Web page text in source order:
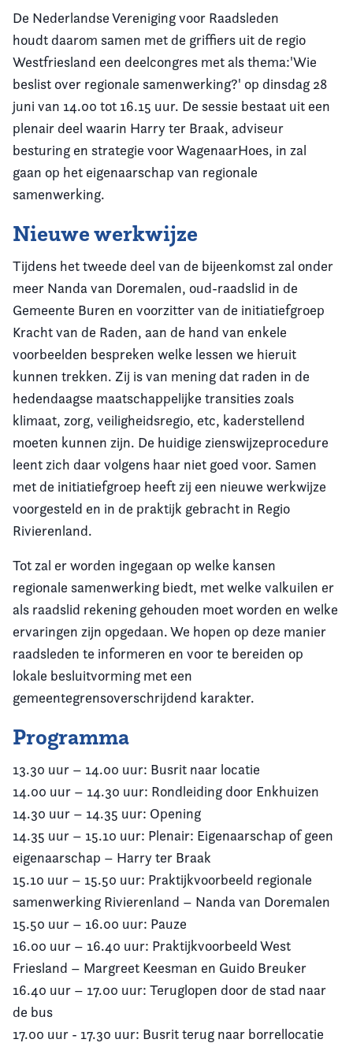
De Nederlandse Vereniging voor Raadsleden
houdt daarom samen met de griffiers uit de regio
Westfriesland een deelcongres met als thema:'Wie
beslist over regionale samenwerking?' op dinsdag 28
juni van 14.00 tot 16.15 uur. De sessie bestaat uit een
plenair deel waarin Harry ter Braak, adviseur
besturing en strategie voor WagenaarHoes, in zal
gaan op het eigenaarschap van regionale
samenwerking.
Nieuwe werkwijze
Tijdens het tweede deel van de bijeenkomst zal onder
meer Nanda van Doremalen, oud-raadslid in de
Gemeente Buren en voorzitter van de initiatiefgroep
Kracht van de Raden, aan de hand van enkele
voorbeelden bespreken welke lessen we hieruit
kunnen trekken. Zij is van mening dat raden in de
hedendaagse maatschappelijke transities zoals
klimaat, zorg, veiligheidsregio, etc, kaderstellend
moeten kunnen zijn. De huidige zienswijzeprocedure
leent zich daar volgens haar niet goed voor. Samen
met de initiatiefgroep heeft zij een nieuwe werkwijze
voorgesteld en in de praktijk gebracht in Regio
Rivierenland.
Tot zal er worden ingegaan op welke kansen
regionale samenwerking biedt, met welke valkuilen er
als raadslid rekening gehouden moet worden en welke
ervaringen zijn opgedaan. We hopen op deze manier
raadsleden te informeren en voor te bereiden op
lokale besluitvorming met een
gemeentegrensoverschrijdend karakter.
Programma
13.30 uur – 14.00 uur: Busrit naar locatie
14.00 uur – 14.30 uur: Rondleiding door Enkhuizen
14.30 uur – 14.35 uur: Opening
14.35 uur – 15.10 uur: Plenair: Eigenaarschap of geen
eigenaarschap – Harry ter Braak
15.10 uur – 15.50 uur: Praktijkvoorbeeld regionale
samenwerking Rivierenland – Nanda van Doremalen
15.50 uur – 16.00 uur: Pauze
16.00 uur – 16.40 uur: Praktijkvoorbeeld West
Friesland – Margreet Keesman en Guido Breuker
16.40 uur – 17.00 uur: Teruglopen door de stad naar
de bus
17.00 uur - 17.30 uur: Busrit terug naar borrellocatie